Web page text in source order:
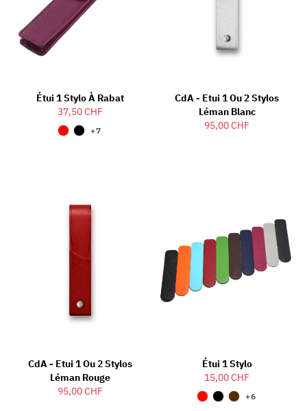
Étui 1 Stylo À Rabat
37,50 CHF
+7
CdA - Etui 1 Ou 2 Stylos
Léman Blanc
95,00 CHF
CdA - Etui 1 Ou 2 Stylos
Léman Rouge
95,00 CHF
Étui 1 Stylo
15,00 CHF
+6